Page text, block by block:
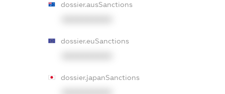
dossier.ausSanctions
dossier.euSanctions
dossier.japanSanctions